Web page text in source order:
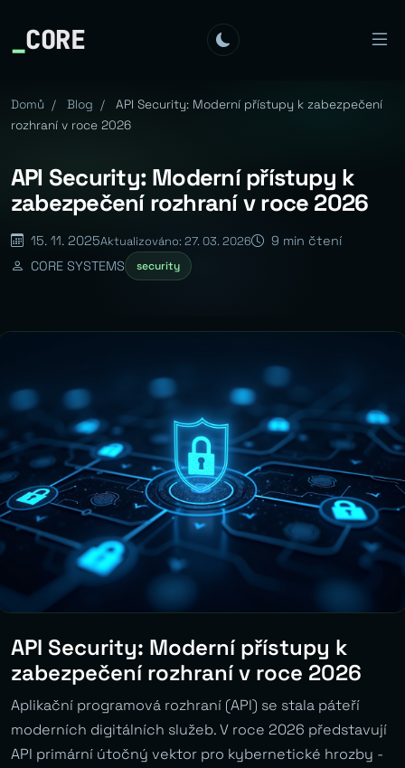
_CORE
Domů / Blog /
API Security: Moderní přístupy k zabezpečení
rozhraní v roce 2026
API Security: Moderní přístupy k
zabezpečení rozhraní v roce 2026
15. 11. 2025Aktualizováno: 27. 03. 2026
9 min čtení
CORE SYSTEMS
security
API Security: Moderní přístupy k
zabezpečení rozhraní v roce 2026
Aplikační programová rozhraní (API) se stala páteří
moderních digitálních služeb. V roce 2026 představují
API primární útočný vektor pro kybernetické hrozby -